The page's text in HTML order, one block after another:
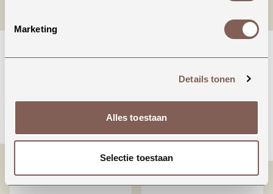
Marketing
Details tonen
Alles toestaan
Selectie toestaan
€ 24,99
BEKIJKEN
€ 70,00